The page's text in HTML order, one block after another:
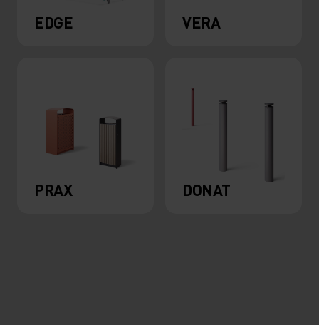
EDGE VERA
PRAX DONAT